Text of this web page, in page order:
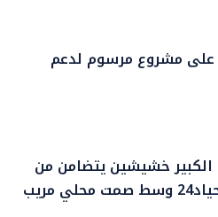
مشروع مرسوم لدعم
الكبير خشيشين يتضامن من
مريب